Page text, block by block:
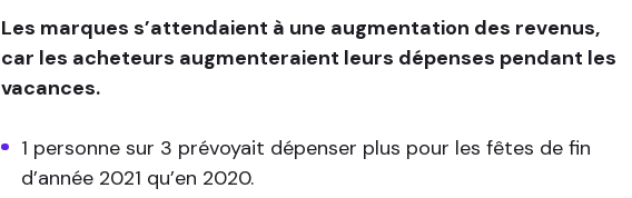
Les marques s’attendaient à une augmentation des revenus,
car les acheteurs augmenteraient leurs dépenses pendant les
vacances.
1 personne sur 3 prévoyait dépenser plus pour les fêtes de fin
d’année 2021 qu’en 2020.